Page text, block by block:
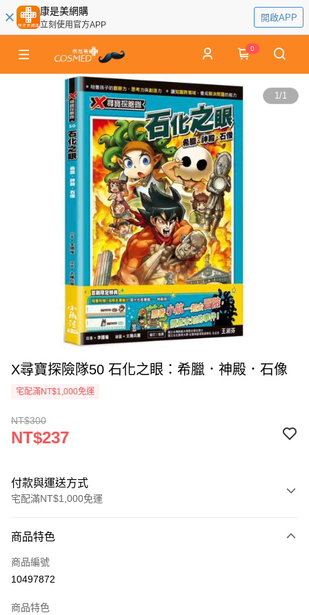
康是美網購
立刻使用官方APP
開啟APP
0
1/1
X尋寶探險隊50 石化之眼：希臘．神殿．石像
宅配滿NT$1,000免運
NT$300
NT$237
付款與運送方式
宅配滿NT$1,000免運
icash Pay
信用卡一次付款
商品特色
商品編號
10497872
商品特色